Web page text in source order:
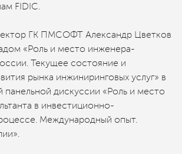
FIDIC.
ГК ПМСОФТ Александр Цветков
«Роль и место инженера-
Текущее состояние и
рынка инжиниринговых услуг» в
панельной дискуссии «Роль и место
в инвестиционно-
Международный опыт.